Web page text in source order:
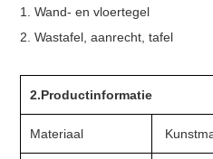
1. Wand- en vloertegel
2. Wastafel, aanrecht, tafel
2.Productinformatie
Materiaal